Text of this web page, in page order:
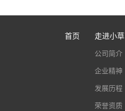
首页 走进小草
公司简介
企业精神
发展历程
荣誉资质